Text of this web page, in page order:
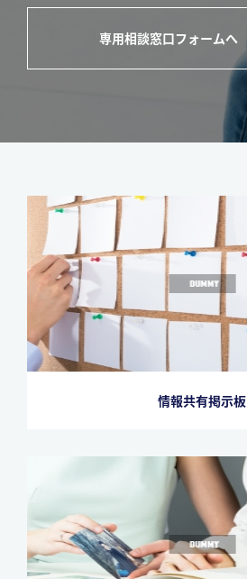
専用相談窓口フォームへ
情報共有掲示板